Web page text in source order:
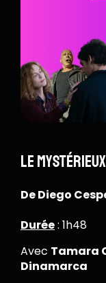
Le
De Diego
Durée: 1h48
Avec Tamara
Dinamarca